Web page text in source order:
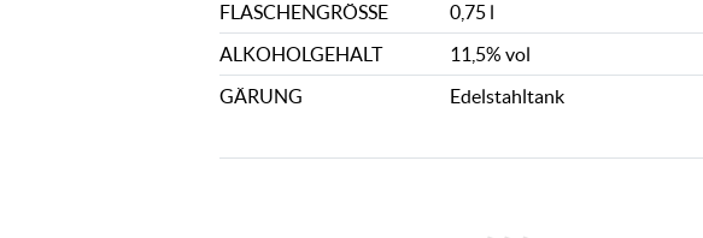
FLASCHENGRÖSSE 0,75 l
ALKOHOLGEHALT
11,5% vol
GÄRUNG
Edelstahltank